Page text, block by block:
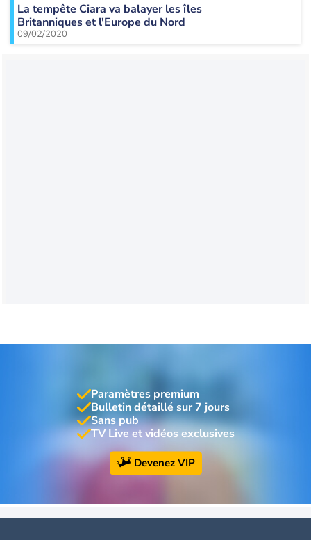
La tempête Ciara va balayer les îles
Britanniques et l'Europe du Nord
09/02/2020
Paramètres premium
Bulletin détaillé sur 7 jours
Sans pub
TV Live et vidéos exclusives
Devenez VIP